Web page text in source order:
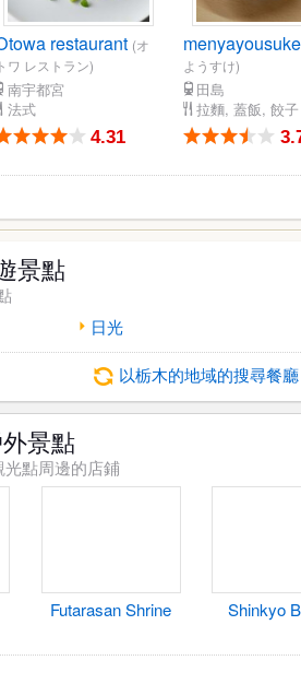
restaurant (オ
トワ レストラン)
南宇都宮
法式
4.31
menyayousuke
ようすけ)
田島
拉麵, 蓋飯, 餃子
景點
日光
以栃木的地域的搜尋餐廳
景點
點周邊的店鋪
Futarasan Shrine Shinkyo